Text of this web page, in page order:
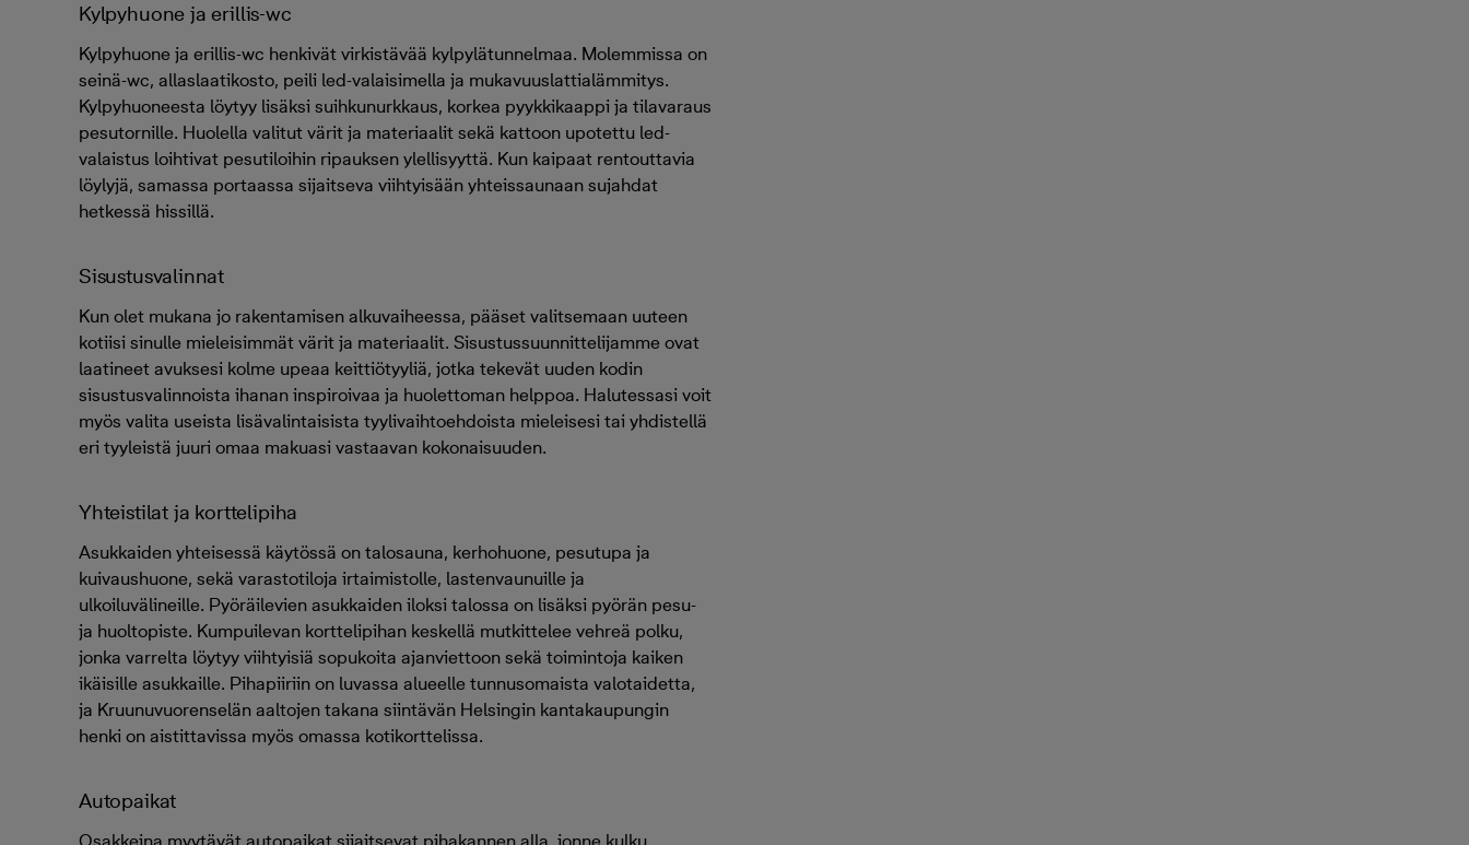
Kylpyhuone ja erillis-wc
Kylpyhuone ja erillis-wc henkivät virkistävää kylpylätunnelmaa. Molemmissa on
seinä-wc, allaslaatikosto, peili led-valaisimella ja mukavuuslattialämmitys.
Kylpyhuoneesta löytyy lisäksi suihkunurkkaus, korkea pyykkikaappi ja tilavaraus
pesutornille. Huolella valitut värit ja materiaalit sekä kattoon upotettu led-
valaistus loihtivat pesutiloihin ripauksen ylellisyyttä. Kun kaipaat rentouttavia
löylyjä, samassa portaassa sijaitseva viihtyisään yhteissaunaan sujahdat
hetkessä hissillä.
Sisustusvalinnat
Kun olet mukana jo rakentamisen alkuvaiheessa, pääset valitsemaan uuteen
kotiisi sinulle mieleisimmät värit ja materiaalit. Sisustussuunnittelijamme ovat
laatineet avuksesi kolme upeaa keittiötyyliä, jotka tekevät uuden kodin
sisustusvalinnoista ihanan inspiroivaa ja huolettoman helppoa. Halutessasi voit
myös valita useista lisävalintaisista tyylivaihtoehdoista mieleisesi tai yhdistellä
eri tyyleistä juuri omaa makuasi vastaavan kokonaisuuden.
Yhteistilat ja korttelipiha
Asukkaiden yhteisessä käytössä on talosauna, kerhohuone, pesutupa ja
kuivaushuone, sekä varastotiloja irtaimistolle, lastenvaunuille ja
ulkoiluvälineille. Pyöräilevien asukkaiden iloksi talossa on lisäksi pyörän pesu-
ja huoltopiste. Kumpuilevan korttelipihan keskellä mutkittelee vehreä polku,
jonka varrelta löytyy viihtyisiä sopukoita ajanviettoon sekä toimintoja kaiken
ikäisille asukkaille. Pihapiiriin on luvassa alueelle tunnusomaista valotaidetta,
ja Kruunuvuorenselän aaltojen takana siintävän Helsingin kantakaupungin
henki on aistittavissa myös omassa kotikorttelissa.
Autopaikat
Osakkeina myytävät autopaikat sijaitsevat pihakannen alla, jonne kulku